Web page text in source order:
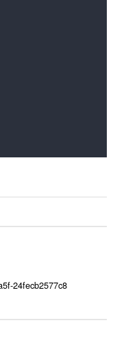
24fecb2577c8